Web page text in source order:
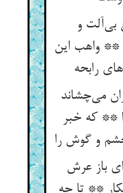
بی‌‌آلت و
** واهب این
می‌‌چشاند
** که خبر
و گوش را
باز عرش
** تا چه